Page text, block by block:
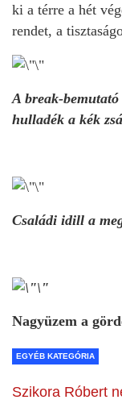
ki a térre a hét
rendet, a
A break-bemutató
hulladék a kék
Családi idill a
Nagyüzem a
EGYÉB KATEGÓRIA
Szikora Róbert